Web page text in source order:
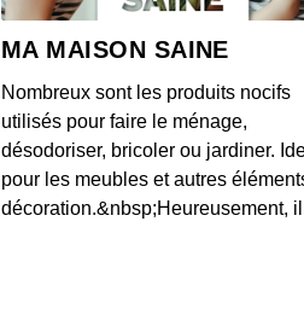
00:03:46 - IL Y A
00:03:40 - IL Y A
S12E137:
MA MAISON SAINE
Nombreux sont les produits nocifs
utilisés pour faire le ménage,
désodoriser, bricoler ou jardiner.
pour les meubles et autres
décoration.&nbsp;Heureusement,